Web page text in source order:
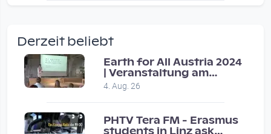
Vor 2 weeks 4 days
Coole Sendung, tolle…
Vor 1 month 2 weeks
Derzeit beliebt
Earth for All Austria 2024
| Veranstaltung am
8.7.2024
4. Aug. 26
PHTV Tera FM - Erasmus
students in Linz ask